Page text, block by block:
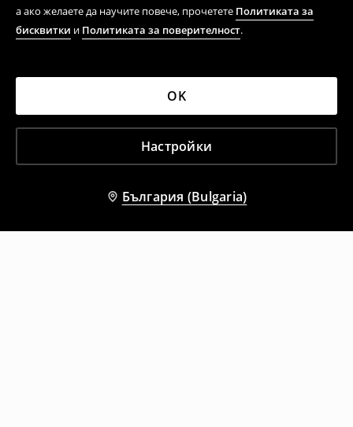
а ако желаете да научите повече, прочетете Политиката за
бисквитки и Политиката за поверителност.
Настройки
OK
България (Bulgaria)